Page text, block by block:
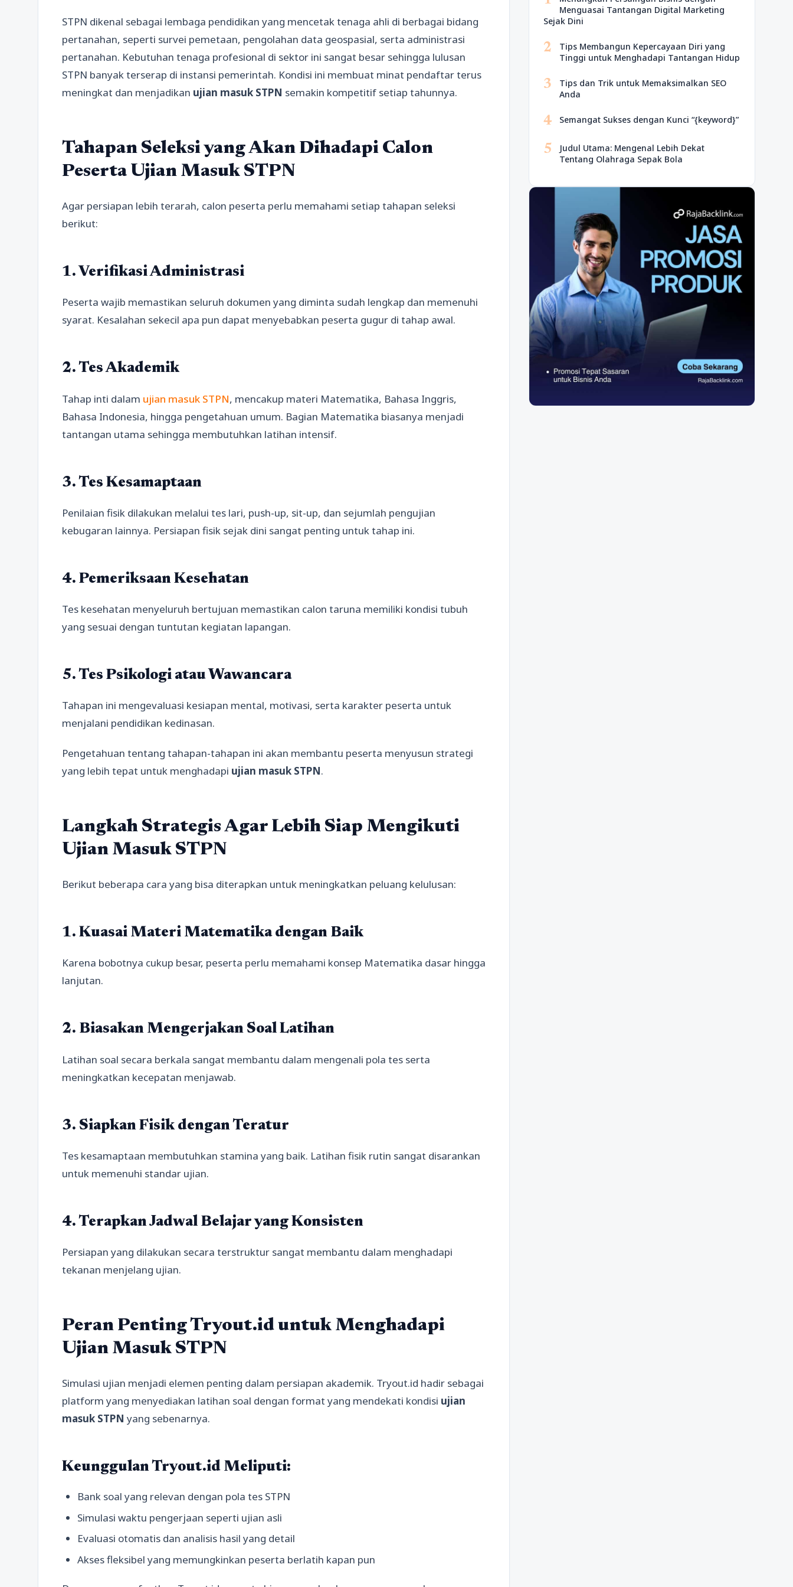
STPN dikenal sebagai lembaga pendidikan yang mencetak tenaga ahli di berbagai bidang
pertanahan, seperti survei pemetaan, pengolahan data geospasial, serta administrasi
pertanahan. Kebutuhan tenaga profesional di sektor ini sangat besar sehingga lulusan
STPN banyak terserap di instansi pemerintah. Kondisi ini membuat minat pendaftar terus
meningkat dan menjadikan ujian masuk STPN semakin kompetitif setiap tahunnya.
Tahapan Seleksi yang Akan Dihadapi Calon
Peserta Ujian Masuk STPN
Agar persiapan lebih terarah, calon peserta perlu memahami setiap tahapan seleksi
berikut:
1. Verifikasi Administrasi
Peserta wajib memastikan seluruh dokumen yang diminta sudah lengkap dan memenuhi
syarat. Kesalahan sekecil apa pun dapat menyebabkan peserta gugur di tahap awal.
2. Tes Akademik
Tahap inti dalam ujian masuk STPN, mencakup materi Matematika, Bahasa Inggris,
Bahasa Indonesia, hingga pengetahuan umum. Bagian Matematika biasanya menjadi
tantangan utama sehingga membutuhkan latihan intensif.
3. Tes Kesamaptaan
Penilaian fisik dilakukan melalui tes lari, push-up, sit-up, dan sejumlah pengujian
kebugaran lainnya. Persiapan fisik sejak dini sangat penting untuk tahap ini.
4. Pemeriksaan Kesehatan
Tes kesehatan menyeluruh bertujuan memastikan calon taruna memiliki kondisi tubuh
yang sesuai dengan tuntutan kegiatan lapangan.
5. Tes Psikologi atau Wawancara
Tahapan ini mengevaluasi kesiapan mental, motivasi, serta karakter peserta untuk
menjalani pendidikan kedinasan.
Pengetahuan tentang tahapan-tahapan ini akan membantu peserta menyusun strategi
yang lebih tepat untuk menghadapi ujian masuk STPN.
Langkah Strategis Agar Lebih Siap Mengikuti
Ujian Masuk STPN
Berikut beberapa cara yang bisa diterapkan untuk meningkatkan peluang kelulusan:
1. Kuasai Materi Matematika dengan Baik
Karena bobotnya cukup besar, peserta perlu memahami konsep Matematika dasar hingga
lanjutan.
2. Biasakan Mengerjakan Soal Latihan
Latihan soal secara berkala sangat membantu dalam mengenali pola tes serta
meningkatkan kecepatan menjawab.
3. Siapkan Fisik dengan Teratur
Tes kesamaptaan membutuhkan stamina yang baik. Latihan fisik rutin sangat disarankan
untuk memenuhi standar ujian.
4. Terapkan Jadwal Belajar yang Konsisten
Persiapan yang dilakukan secara terstruktur sangat membantu dalam menghadapi
tekanan menjelang ujian.
Peran Penting Tryout.id untuk Menghadapi
Ujian Masuk STPN
Simulasi ujian menjadi elemen penting dalam persiapan akademik. Tryout.id hadir sebagai
platform yang menyediakan latihan soal dengan format yang mendekati kondisi ujian
masuk STPN yang sebenarnya.
Keunggulan Tryout.id Meliputi:
Bank soal yang relevan dengan pola tes STPN
Simulasi waktu pengerjaan seperti ujian asli
Evaluasi otomatis dan analisis hasil yang detail
Akses fleksibel yang memungkinkan peserta berlatih kapan pun
Menguasai Tantangan Digital Marketing
Sejak Dini
2
Tips Membangun Kepercayaan Diri yang
Tinggi untuk Menghadapi Tantangan Hidup
3
Tips dan Trik untuk Memaksimalkan SEO
Anda
4 Semangat Sukses dengan Kunci “{keyword}”
5
Judul Utama: Mengenal Lebih Dekat
Tentang Olahraga Sepak Bola